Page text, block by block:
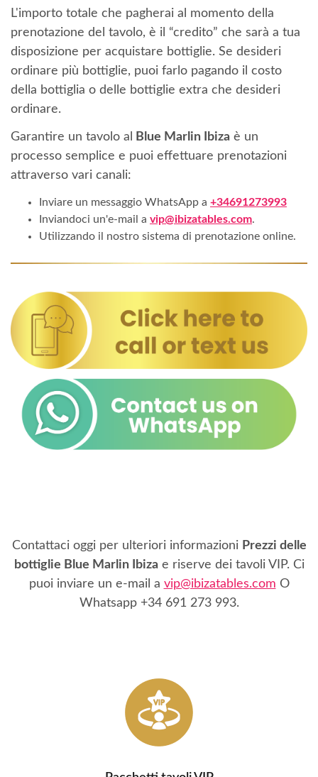
L'importo totale che pagherai al momento della
prenotazione del tavolo, è il “credito” che sarà a tua
disposizione per acquistare bottiglie. Se desideri
ordinare più bottiglie, puoi farlo pagando il costo
della bottiglia o delle bottiglie extra che desideri
ordinare.
Garantire un tavolo al Blue Marlin Ibiza è un
processo semplice e puoi effettuare prenotazioni
attraverso vari canali:
Inviare un messaggio WhatsApp a +34691273993
Inviandoci un'e-mail a vip@ibizatables.com.
Utilizzando il nostro sistema di prenotazione online.
Contattaci oggi per ulteriori informazioni Prezzi delle
bottiglie Blue Marlin Ibizae riserve dei tavoli VIP. Ci
puoi inviare un e-mail a vip@ibizatables.com O
Whatsapp +34 691 273 993.